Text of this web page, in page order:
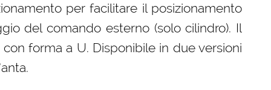
per facilitare il posizionamento
del comando esterno (solo cilindro). Il
forma a U. Disponibile in due versioni